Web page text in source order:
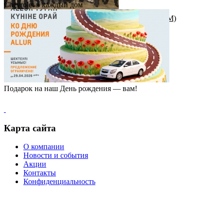
Награда от штаб-квартиры Great Wall Motor (GWM)
Chevrolet в каждый дом
Подарок на наш День рождения — вам!
Карта сайта
О компании
Новости и события
Акции
Контакты
Конфиденциальность